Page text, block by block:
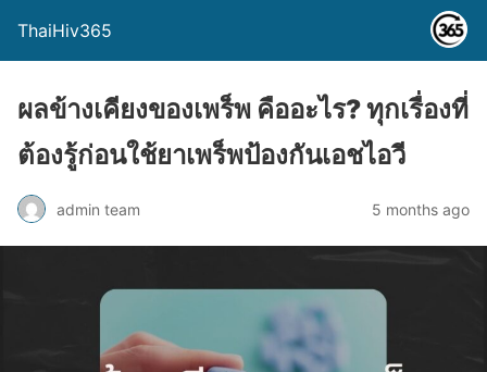
ThaiHiv365
ผลข้างเคียงของเพร็พ คืออะไร? ทุกเรื่องที่
ต้องรู้ก่อนใช้ยาเพร็พป้องกันเอชไอวี
admin team 5 months ago